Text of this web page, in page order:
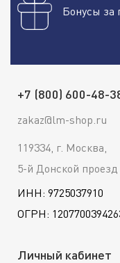
Бонусы за
+7 (800) 600-48-
zakaz@lm-shop.ru
119334, г. Москва,
5-й Донской проезд
ИНН: 9725037910
ОГРН:
Личный кабинет